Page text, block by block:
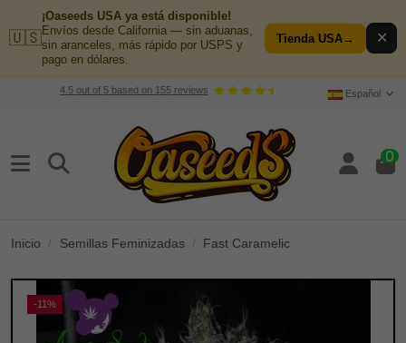
🇺🇸
¡Oaseeds USA ya está disponible!
Envíos desde California — sin aduanas,
sin aranceles, más rápido por USPS y
pago en dólares.
Tienda USA→ ✕
4.5out of 5based on 155reviews Español
0
Inicio Semillas Feminizadas Fast Caramelic
-11%